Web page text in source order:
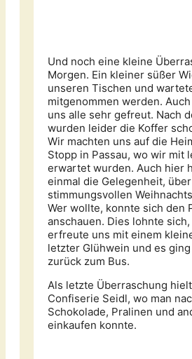
Und noch eine kleine
Morgen. Ein kleiner süßer
unseren Tischen und
mitgenommen werden.
uns alle sehr gefreut. Nach
wurden leider die Koffer
Wir machten uns auf die
Stopp in Passau, wo wir mit
erwartet wurden. Auch hier
einmal die Gelegenheit,
stimmungsvollen
Wer wollte, konnte sich den
anschauen. Dies lohnte
erfreute uns mit einem
letzter Glühwein und es
zurück zum Bus.
Als letzte Überraschung
Confiserie Seidl, wo man
Schokolade, Pralinen und
einkaufen konnte.